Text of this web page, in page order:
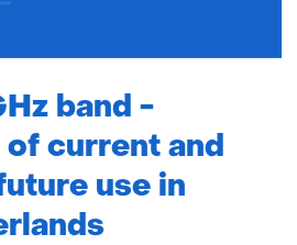
band -
current and
use in